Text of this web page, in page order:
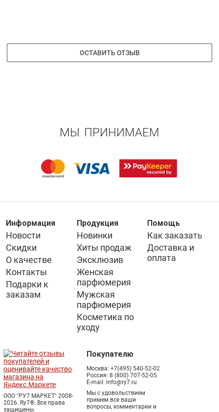
ОСТАВИТЬ ОТЗЫВ
МЫ ПРИНИМАЕМ
Информация
Новости
Скидки
О качестве
Контакты
Подарки к
заказам
Продукция
Новинки
Хиты продаж
Эксклюзив
Женская
парфюмерия
Мужская
парфюмерия
Косметика по
уходу
Помощь
Как заказать
Доставка и
оплата
ООО "РУ7 МАРКЕТ" 2008-
2026. Ry7®. Все права
защищены.
Покупателю
Москва: +7(495) 540-52-02
Россия: 8 (800) 707-52-05
E-mail: info@ry7.ru
Мы с удовольствием
примем все ваши
вопросы, комментарии и